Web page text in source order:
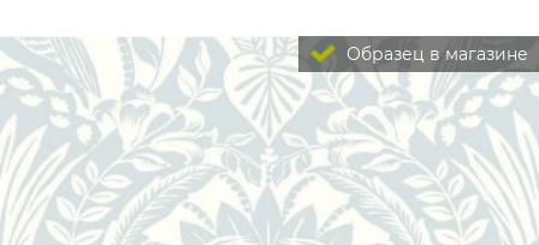
Образец в магазине